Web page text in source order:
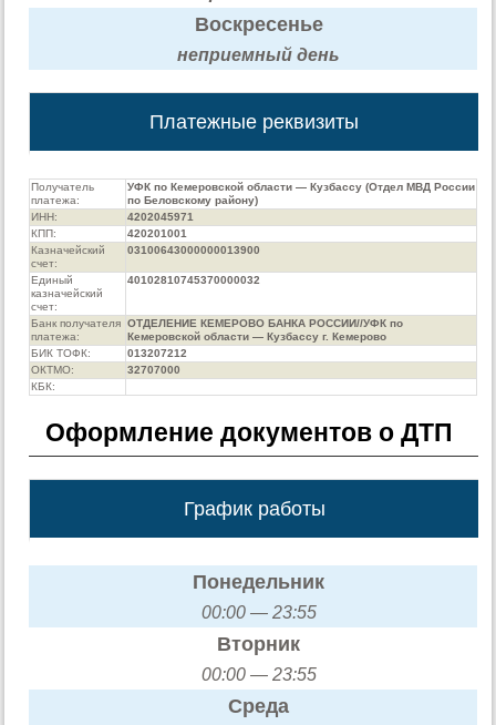
Воскресенье
неприемный день
Платежные реквизиты
Получатель
платежа:
УФК по Кемеровской области — Кузбассу (Отдел МВД России
по Беловскому району)
ИНН:
4202045971
КПП:
420201001
Казначейский
счет:
03100643000000013900
Единый
казначейский
счет:
40102810745370000032
Банк получателя
платежа:
ОТДЕЛЕНИЕ КЕМЕРОВО БАНКА РОССИИ//УФК по
Кемеровской области — Кузбассу г. Кемерово
БИК ТОФК:
013207212
ОКТМО:
32707000
КБК:
Оформление документов о ДТП
График работы
Понедельник
00:00 — 23:55
Вторник
00:00 — 23:55
Среда